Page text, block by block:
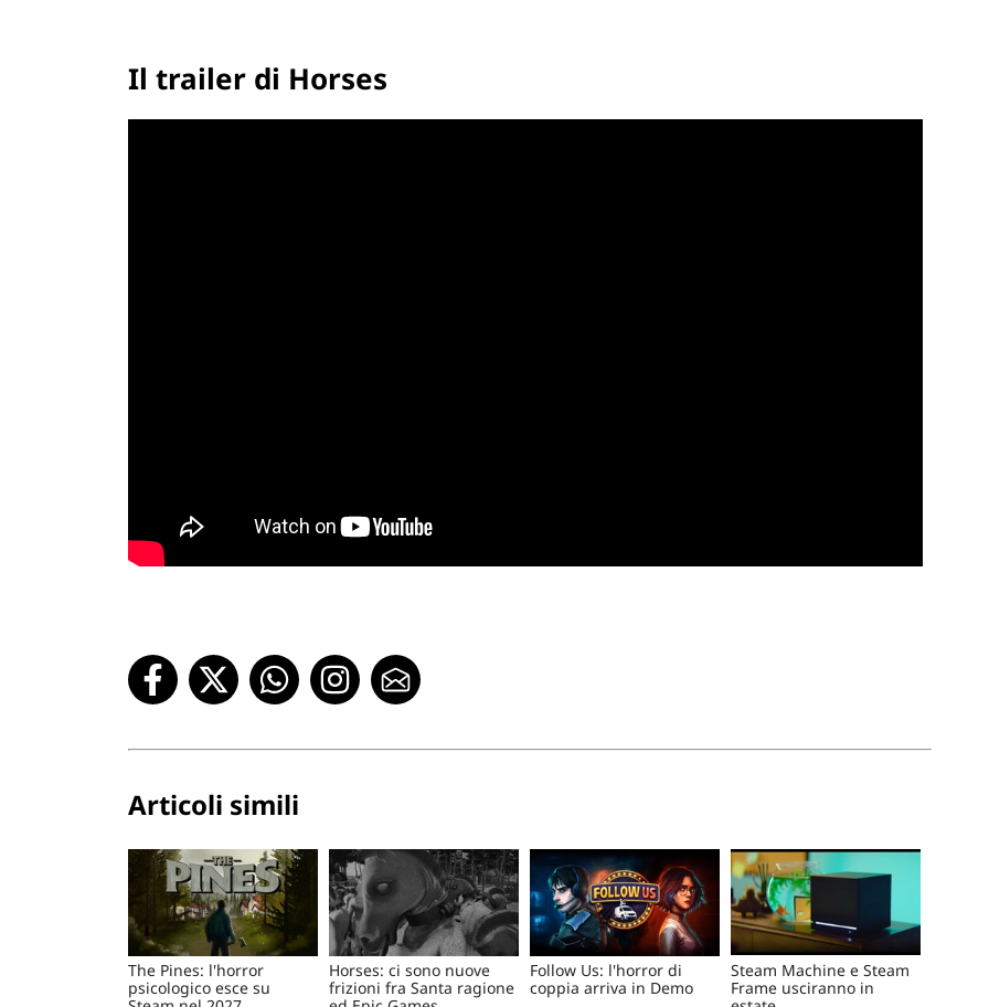
Il trailer di Horses
Articoli simili
The Pines: l'horror
psicologico esce su
Horses: ci sono nuove
frizioni fra Santa ragione
Follow Us: l'horror di
coppia arriva in Demo
Steam Machine e Steam
Frame usciranno in